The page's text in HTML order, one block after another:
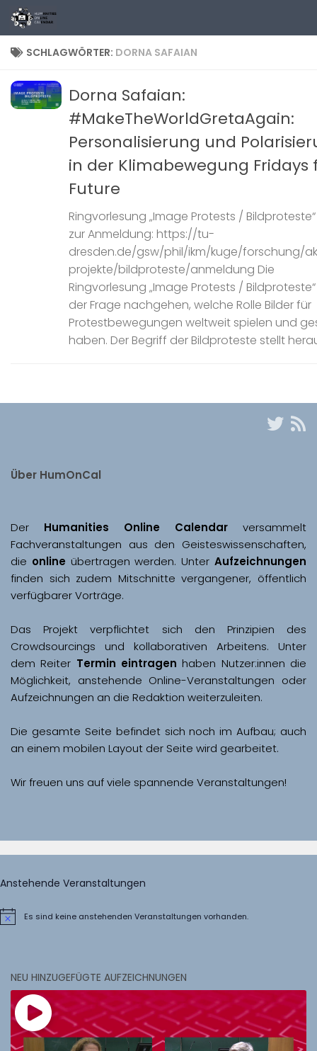
Zum Inhalt springen
SCHLAGWÖRTER: DORNA SAFAIAN
Dorna Safaian:
#MakeTheWorldGretaAgain:
Personalisierung und
in der Klimabewegung Fridays
Future
Ringvorlesung „Image Protests / Bildproteste“
zur Anmeldung: https://tu-
dresden.de/gsw/phil/ikm/kuge/forschung/
projekte/bildproteste/anmeldung Die
Ringvorlesung „Image Protests /
der Frage nachgehen, welche Rolle Bilder für
Protestbewegungen weltweit spielen und
haben. Der Begriff der Bildproteste stellt
Über HumOnCal
Der Humanities Online Calendar versammelt
Fachveranstaltungen aus den Geisteswissenschaften,
die online übertragen werden. Unter Aufzeichnungen
finden sich zudem Mitschnitte vergangener, öffentlich
Das Projekt verpflichtet sich den Prinzipien des
Crowdsourcings und kollaborativen Arbeitens. Unter
dem Reiter Termin eintragen haben Nutzer:innen die
Möglichkeit, anstehende Online-Veranstaltungen oder
Aufzeichnungen an die Redaktion weiterzuleiten.
Die gesamte Seite befindet sich noch im Aufbau; auch
Wir freuen uns auf viele spannende Veranstaltungen!
Anstehende Veranstaltungen
HinweisEs sind keine anstehenden Veranstaltungen vorhanden.
NEU HINZUGEFÜGTE AUFZEICHNUNGEN